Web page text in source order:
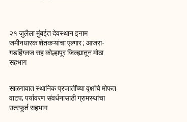
२१ जुलैला मुंबईत देवस्थान इनाम
जमीनधारक शेतकऱ्यांचा एल्गार ; आजरा-
गडहिंग्लज सह कोल्हापूर जिल्ह्यातून मोठा
सहभाग
साळगावात स्थानिक प्रजातींच्या वृक्षांचे मोफत
वाटप; पर्यावरण संवर्धनासाठी ग्रामस्थांचा
उत्स्फूर्त सहभाग